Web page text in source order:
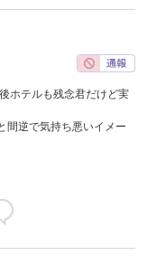
ホテルも残念君だけど実
間逆で気持ち悪いイメー